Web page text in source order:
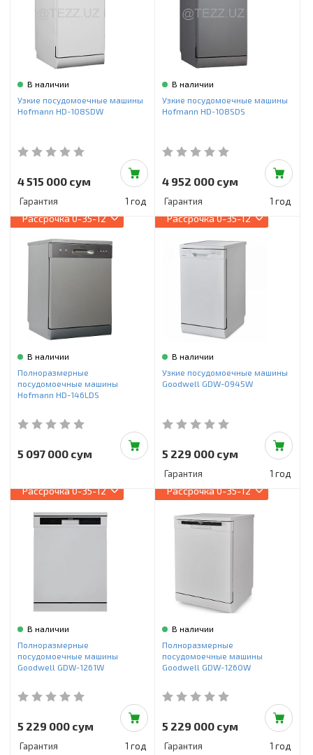
В наличии
Узкие посудомоечные машины
Hofmann HD-108SDW
4 515 000 сум
Гарантия 1 год
В наличии
Узкие посудомоечные машины
Hofmann HD-108SDS
4 952 000 сум
Гарантия 1 год
Рассрочка0-35-12
В наличии
Полноразмерные
посудомоечные машины
Hofmann HD-146LDS
5 097 000 сум
Рассрочка0-35-12
В наличии
Узкие посудомоечные машины
Goodwell GDW-0945W
5 229 000 сум
Гарантия 1 год
Рассрочка0-35-12
В наличии
Полноразмерные
посудомоечные машины
Goodwell GDW-1261W
5 229 000 сум
Гарантия 1 год
Рассрочка0-35-12
В наличии
Полноразмерные
посудомоечные машины
Goodwell GDW-1260W
5 229 000 сум
Гарантия 1 год